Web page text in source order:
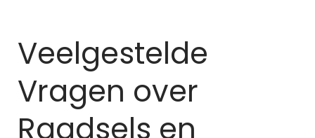
Veelgestelde
Vragen over
Raadsels en